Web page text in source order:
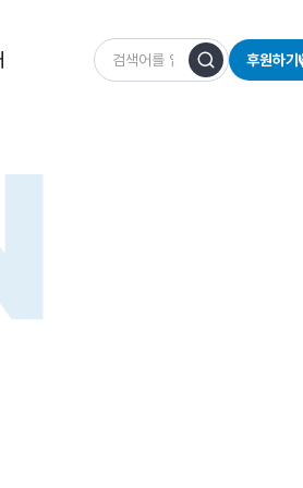
후원하기